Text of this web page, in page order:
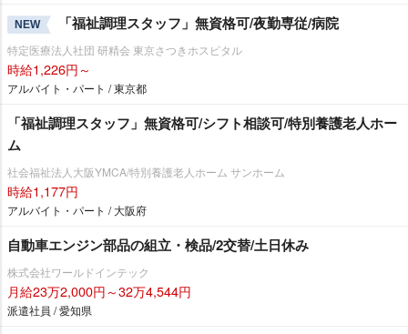
NEW 「福祉調理スタッフ」無資格可/夜勤専従/病院
特定医療法人社団 研精会 東京さつきホスピタル
時給1,226円～
アルバイト・パート / 東京都
「福祉調理スタッフ」無資格可/シフト相談可/特別養護老人ホー
ム
社会福祉法人大阪YMCA/特別養護老人ホーム サンホーム
時給1,177円
アルバイト・パート / 大阪府
自動車エンジン部品の組立・検品/2交替/土日休み
株式会社ワールドインテック
月給23万2,000円～32万4,544円
派遣社員 / 愛知県